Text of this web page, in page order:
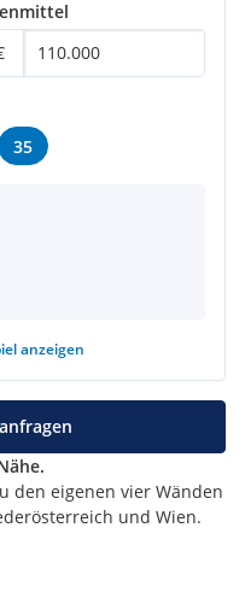
35
anzeigen
den eigenen vier Wänden
und Wien.